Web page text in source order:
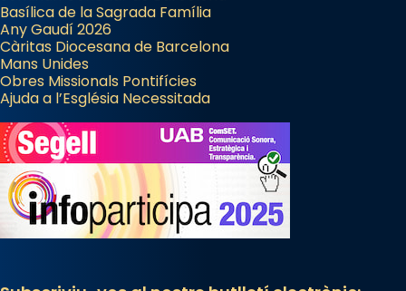
Basílica de la Sagrada Família
Any Gaudí 2026
Càritas Diocesana de Barcelona
Mans Unides
Obres Missionals Pontifícies
Ajuda a l’Església Necessitada